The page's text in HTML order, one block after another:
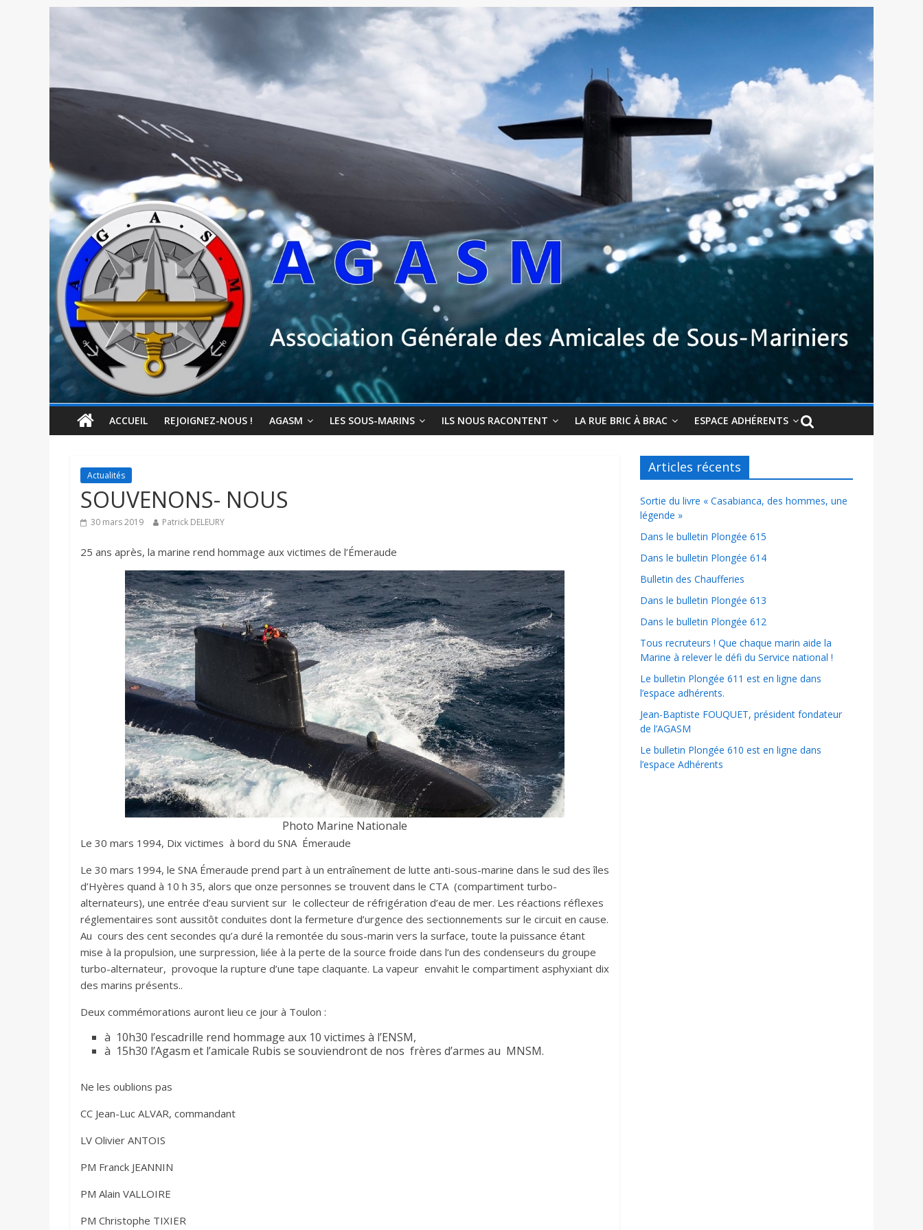
ACCUEIL REJOIGNEZ-NOUS ! AGASM LES SOUS-MARINS ILS NOUS RACONTENT LA RUE BRIC À BRAC ESPACE ADHÉRENTS
Actualités
SOUVENONS- NOUS
30 mars 2019 Patrick DELEURY
25 ans après, la marine rend hommage aux victimes de l’Émeraude
Photo Marine Nationale
Le 30 mars 1994, Dix victimes à bord du SNA Émeraude
Le 30 mars 1994, le SNA Émeraude prend part à un entraînement de lutte anti-sous-marine dans le sud des îles
d’Hyères quand à 10 h 35, alors que onze personnes se trouvent dans le CTA (compartiment turbo-
alternateurs), une entrée d’eau survient sur le collecteur de réfrigération d’eau de mer. Les réactions réflexes
réglementaires sont aussitôt conduites dont la fermeture d’urgence des sectionnements sur le circuit en cause.
Au cours des cent secondes qu’a duré la remontée du sous-marin vers la surface, toute la puissance étant
mise à la propulsion, une surpression, liée à la perte de la source froide dans l’un des condenseurs du groupe
turbo-alternateur, provoque la rupture d’une tape claquante. La vapeur envahit le compartiment asphyxiant dix
des marins présents..
Deux commémorations auront lieu ce jour à Toulon :
à 10h30 l’escadrille rend hommage aux 10 victimes à l’ENSM,
à 15h30 l’Agasm et l’amicale Rubis se souviendront de nos frères d’armes au MNSM.
Ne les oublions pas
CC Jean-Luc ALVAR, commandant
LV Olivier ANTOIS
PM Franck JEANNIN
PM Alain VALLOIRE
PM Christophe TIXIER
Articles récents
Sortie du livre « Casabianca, des hommes, une
légende »
Dans le bulletin Plongée 615
Dans le bulletin Plongée 614
Bulletin des Chaufferies
Dans le bulletin Plongée 613
Dans le bulletin Plongée 612
Tous recruteurs ! Que chaque marin aide la
Marine à relever le défi du Service national !
Le bulletin Plongée 611 est en ligne dans
l’espace adhérents.
Jean-Baptiste FOUQUET, président fondateur
de l’AGASM
Le bulletin Plongée 610 est en ligne dans
l’espace Adhérents